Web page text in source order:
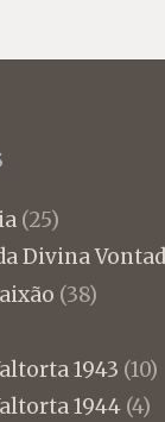
(25)
Divina
(38)
1943 (10)
1944(4)